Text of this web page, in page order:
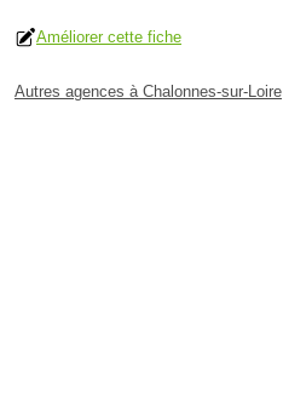
Améliorer cette fiche
Autres agences à Chalonnes-sur-Loire